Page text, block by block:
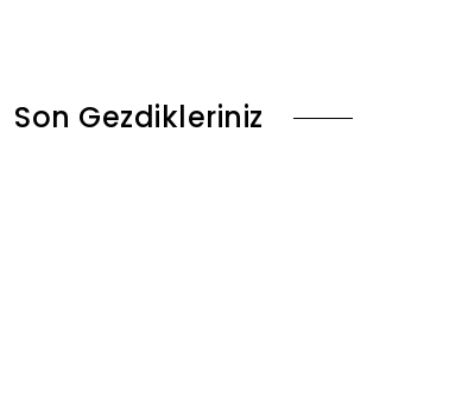
Son Gezdikleriniz